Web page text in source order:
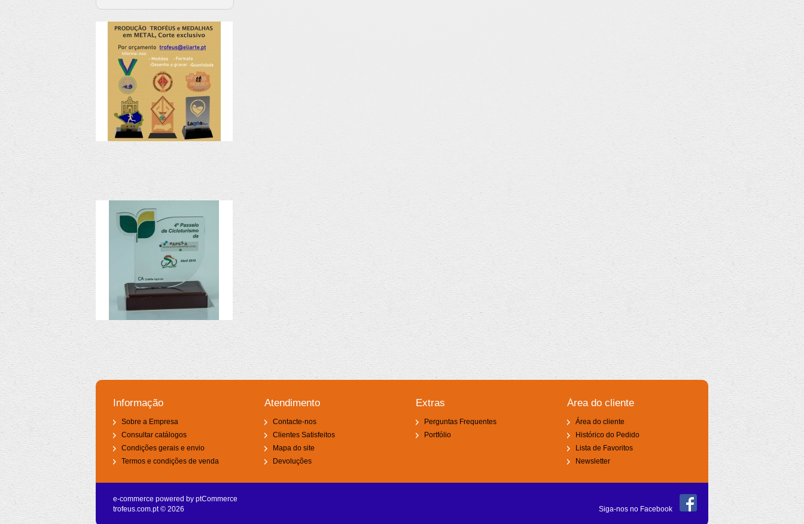
Informação
Sobre a Empresa
Consultar catálogos
Condições gerais e envio
Termos e condições de venda
Atendimento
Contacte-nos
Clientes Satisfeitos
Mapa do site
Devoluções
Extras
Perguntas Frequentes
Portfólio
Área do cliente
Área do cliente
Histórico do Pedido
Lista de Favoritos
Newsletter
Siga-nos no Facebook
e-commerce powered by ptCommerce
trofeus.com.pt © 2026